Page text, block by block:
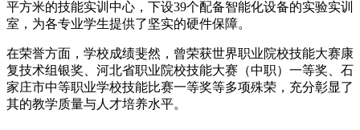
平方米的技能实训中心，下设39个配备智能化设备的实验实训
室，为各专业学生提供了坚实的硬件保障。
在荣誉方面，学校成绩斐然，曾荣获世界职业院校技能大赛康
复技术组银奖、河北省职业院校技能大赛（中职）一等奖、石
家庄市中等职业学校技能比赛一等奖等多项殊荣，充分彰显了
其的教学质量与人才培养水平。